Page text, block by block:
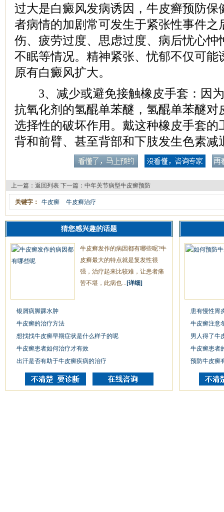
过大是白癜风发病诱因，牛皮癣预防保
者病情的加剧常可发生于紧张性事件之
伤、疲劳过度、思虑过度、病后忧心忡
不眠等情况。精神紧张、忧郁不仅可能
原有白癜风扩大。
3、减少或避免接触橡皮手套：因为
抗氧化剂的氢醌单苯醚，氢醌单苯醚对
选择性的破坏作用。戴这种橡皮手套的
背和前臂、甚至背部和下肢发生色素减
上一篇： 返回列表 下一篇： 中年关节病型牛皮癣预防
关键字： 牛皮癣 牛皮癣治疗
猜您感兴趣的话题
牛皮癣发作的病因都有哪些呢?牛
皮癣最大的特点就是复发性很
强，治疗起来比较难，让患者痛
苦不堪，此病也... [详细]
银屑病脚踝水肿
牛皮癣的治疗方法
想找找牛皮癣早期症状是什么样子的呢
牛皮癣患者如何治疗才有效
出汗是否有助于牛皮癣疾病的治疗
患有慢性胃
牛皮癣注意
男人得了牛
牛皮癣患者
预防牛皮癣